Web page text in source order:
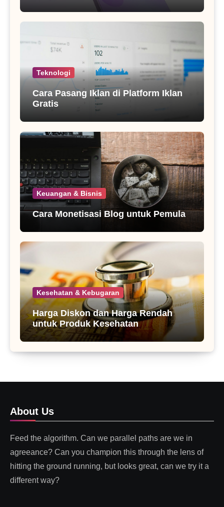
Teknologi
Cara Pasang Iklan di Platform Iklan
Gratis
Keuangan & Bisnis
Cara Monetisasi Blog untuk Pemula
Kesehatan & Kebugaran
Harga Diskon dan Harga Rendah
untuk Produk Kesehatan
About Us
Feed the algorithm. Can we parallel paths are we in
agreeance? Can you champion this through the lens of
hitting the ground running, but looks great, can we try it a
different way?